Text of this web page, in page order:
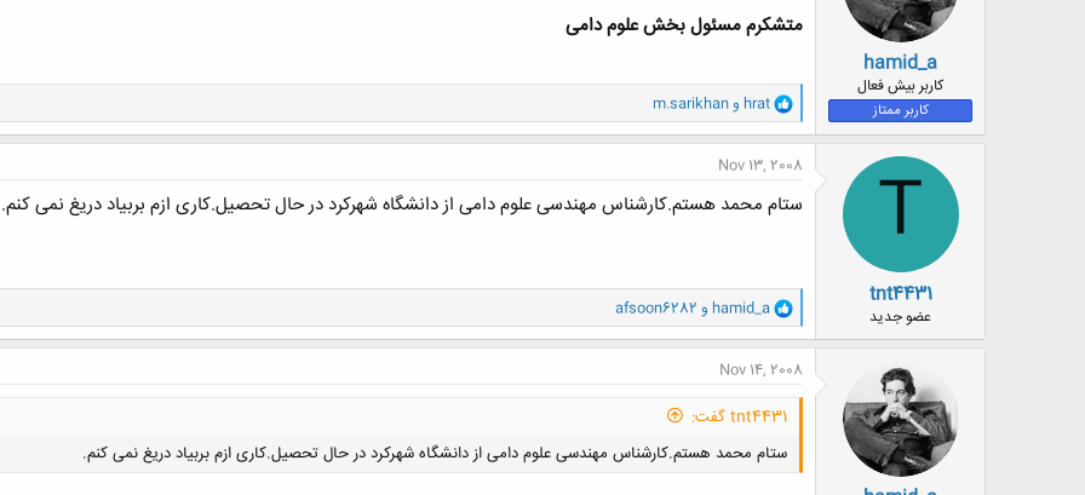
hamid_a
کاربر بیش فعال
کاربر ممتاز
متشکرم مسئول بخش علوم دامی
و
ا
ک
ن
ش
ا
hrat وm.sarikhan
T
tnt4431
عضو جدید
Nov 13, 2008
ستام محمد هستم.کارشناس مهندسی علوم دامی از دانشگاه شهرکرد در حال تحصیل.کاری ازم بربیاد دریغ نمی کنم.
و
ا
ک
ن
ش
ا
hamid_a و afsoon6282
Nov 14, 2008
tnt4431 گفت:
ستام محمد هستم.کارشناس مهندسی علوم دامی از دانشگاه شهرکرد در حال تحصیل.کاری ازم بربیاد دریغ نمی کنم.